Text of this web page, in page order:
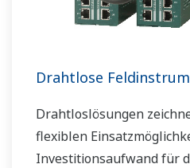
Drahtlose
Drahtloslösungen
flexiblen
Investitionsaufwand für